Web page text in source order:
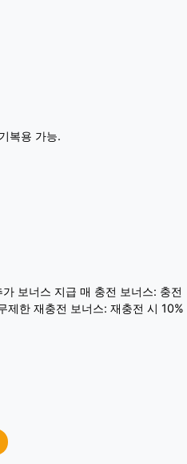
복용 가능.
보너스 지급 매 충전 보너스: 충전
제한 재충전 보너스: 재충전 시 10%